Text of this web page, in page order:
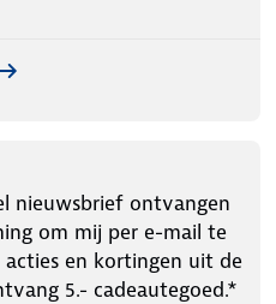
nieuwsbrief ontvangen
om mij per e-mail te
en kortingen uit de
5.- cadeautegoed.*